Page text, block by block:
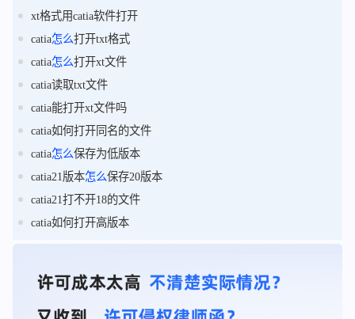
xt格式用catia软件打开
catia怎么打开txt格式
catia怎么打开xt文件
catia读取txt文件
catia能打开xt文件吗
catia如何打开同名的文件
catia怎么保存为低版本
catia21版本怎么保存20版本
catia21打不开18的文件
catia如何打开高版本